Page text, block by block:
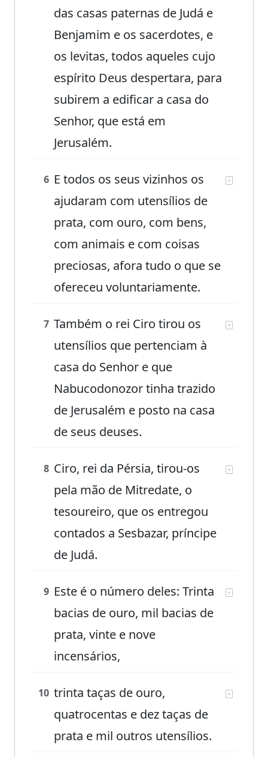
das casas paternas de Judá e
Benjamim e os sacerdotes, e
os levitas, todos aqueles cujo
espírito Deus despertara, para
subirem a edificar a casa do
Senhor, que está em
Jerusalém.
6 E todos os seus vizinhos os
ajudaram com utensílios de
prata, com ouro, com bens,
com animais e com coisas
preciosas, afora tudo o que se
ofereceu voluntariamente.
7 Também o rei Ciro tirou os
utensílios que pertenciam à
casa do Senhor e que
Nabucodonozor tinha trazido
de Jerusalém e posto na casa
de seus deuses.
8 Ciro, rei da Pérsia, tirou-os
pela mão de Mitredate, o
tesoureiro, que os entregou
contados a Sesbazar, príncipe
de Judá.
9 Este é o número deles: Trinta
bacias de ouro, mil bacias de
prata, vinte e nove
incensários,
10 trinta taças de ouro,
quatrocentas e dez taças de
prata e mil outros utensílios.